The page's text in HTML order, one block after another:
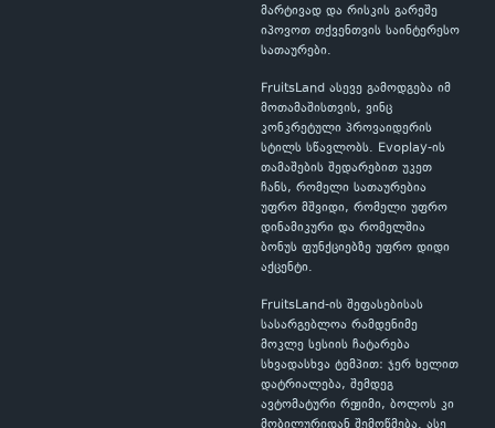
მარტივად და რისკის გარეშე
იპოვოთ თქვენთვის საინტერესო
სათაურები.
FruitsLand ასევე გამოდგება იმ
მოთამაშისთვის, ვინც
კონკრეტული პროვაიდერის
სტილს სწავლობს. Evoplay-ის
თამაშების შედარებით უკეთ
ჩანს, რომელი სათაურებია
უფრო მშვიდი, რომელი უფრო
დინამიკური და რომელშია
ბონუს ფუნქციებზე უფრო დიდი
აქცენტი.
FruitsLand-ის შეფასებისას
სასარგებლოა რამდენიმე
მოკლე სესიის ჩატარება
სხვადასხვა ტემპით: ჯერ ხელით
დატრიალება, შემდეგ
ავტომატური რეჟიმი, ბოლოს კი